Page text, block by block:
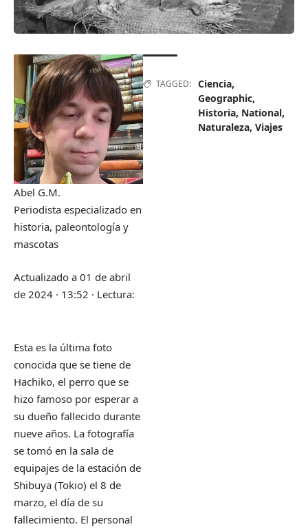
Abel G.M.
Periodista especializado en
historia, paleontología y
mascotas
Actualizado a 01 de abril
de 2024 · 13:52 · Lectura:
Esta es la última foto
conocida que se tiene de
Hachiko, el perro que se
hizo famoso por esperar a
su dueño fallecido durante
nueve años. La fotografía
se tomó en la sala de
equipajes de la estación de
Shibuya (Tokio) el 8 de
marzo, el día de su
fallecimiento. El personal
TAGGED: Ciencia,
Geographic,
Historia, National,
Naturaleza,Viajes